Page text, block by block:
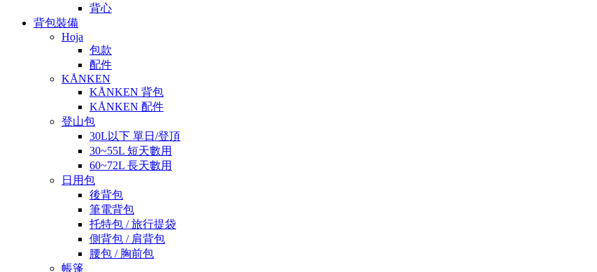
背心
背包裝備
Hoja
包款
配件
KÅNKEN
KÅNKEN 背包
KÅNKEN 配件
登山包
30L以下 單日/登頂
30~55L 短天數用
60~72L 長天數用
日用包
後背包
筆電背包
托特包 / 旅行提袋
側背包 / 肩背包
腰包 / 胸前包
帳篷